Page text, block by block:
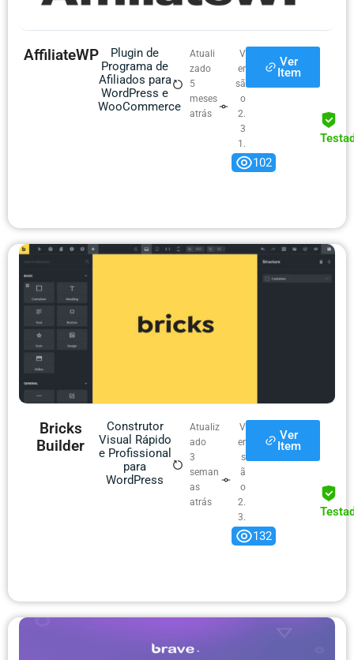
AffiliateWP
Plugin de
Programa de
Afiliados para
WordPress e
WooCommerce
Atuali
zado
5
meses
atrás
V
er
sã
o
2.
3
1.
0
Ver
Item
102
Bricks
Builder
Construtor
Visual Rápido
e Profissional
para
WordPress
Atualiz
ado
3
seman
as
atrás
V
er
s
ã
o
2.
3.
9
Ver
Item
132